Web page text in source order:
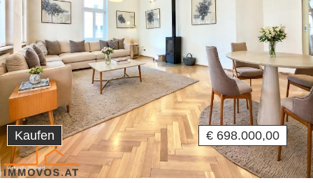
Kaufen € 698.000,00